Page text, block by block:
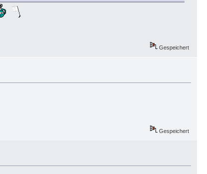
Gespeichert
Gespeichert